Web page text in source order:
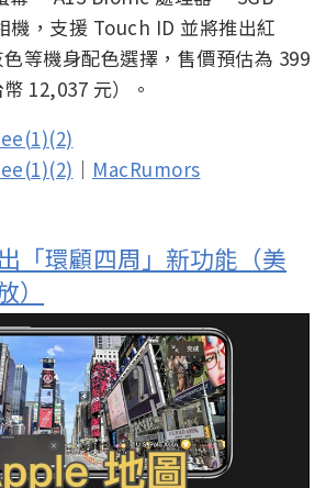
機，支援 Touch ID 並將推出紅
等機身配色選擇，售價預估為 399
12,037 元）。
(2)
(2) ｜ MacRumors
「環顧四周」新功能（美